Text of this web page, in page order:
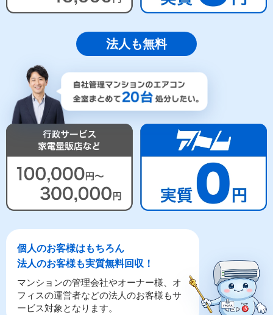
法人も無料
個人のお客様はもちろん
法人のお客様も実質無料回収！
マンションの管理会社やオーナー様、オ
フィスの運営者などの法人のお客様もサ
ービス対象となります。